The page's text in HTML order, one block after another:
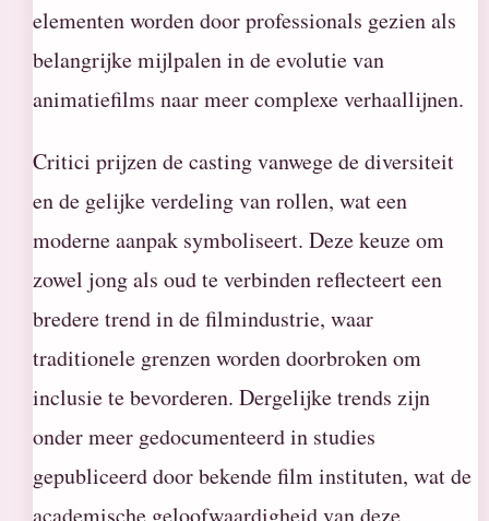
elementen worden door professionals gezien als
belangrijke mijlpalen in de evolutie van
animatiefilms naar meer complexe verhaallijnen.
Critici prijzen de casting vanwege de diversiteit
en de gelijke verdeling van rollen, wat een
moderne aanpak symboliseert. Deze keuze om
zowel jong als oud te verbinden reflecteert een
bredere trend in de filmindustrie, waar
traditionele grenzen worden doorbroken om
inclusie te bevorderen. Dergelijke trends zijn
onder meer gedocumenteerd in studies
gepubliceerd door bekende film instituten, wat de
academische geloofwaardigheid van deze